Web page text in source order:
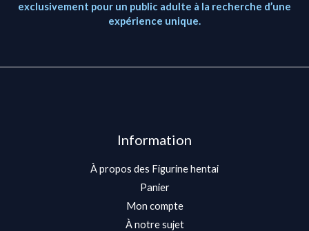
exclusivement pour un public adulte à la recherche d’une
expérience unique.
Information
À propos des Figurine hentai
Panier
Mon compte
À notre sujet